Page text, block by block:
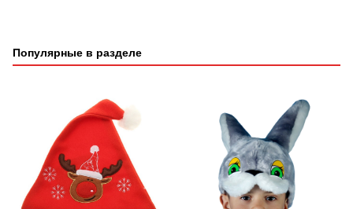
Популярные в разделе